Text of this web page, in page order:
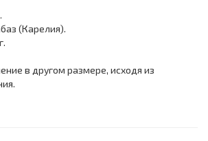
(Карелия).
в другом размере, исходя из